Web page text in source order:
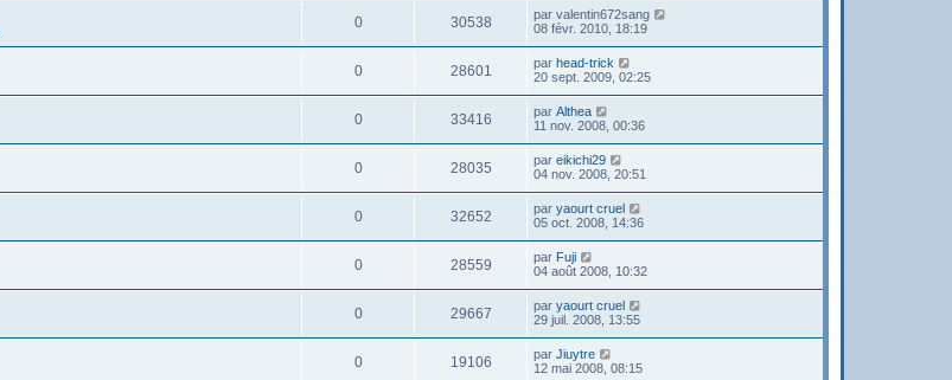
0 30538 par valentin672sang
08 févr. 2010, 18:19
0 28601 par head-trick
20 sept. 2009, 02:25
0 33416 par Althea
11 nov. 2008, 00:36
0 28035 par eikichi29
04 nov. 2008, 20:51
0 32652 par yaourt cruel
05 oct. 2008, 14:36
0 28559 par Fuji
04 août 2008, 10:32
0 29667 par yaourt cruel
29 juil. 2008, 13:55
0 19106 par Jiuytre
12 mai 2008, 08:15